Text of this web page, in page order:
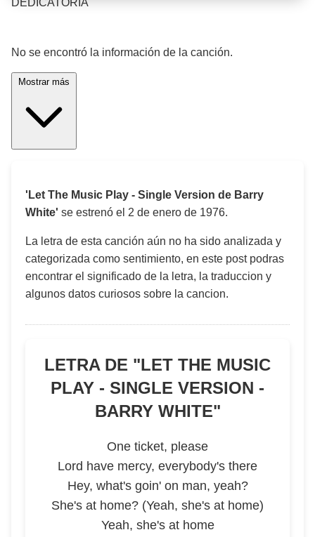
DEDICATORIA
No se encontró la información de la canción.
'Let The Music Play - Single Version de Barry
White' se estrenó el 2 de enero de 1976.
La letra de esta canción aún no ha sido analizada y
categorizada como sentimiento, en este post podras
encontrar el significado de la letra, la traduccion y
algunos datos curiosos sobre la cancion.
LETRA DE "LET THE MUSIC
PLAY - SINGLE VERSION -
BARRY WHITE"
One ticket, please
Lord have mercy, everybody's there
Hey, what's goin' on man, yeah?
She's at home? (Yeah, she's at home)
Yeah, she's at home